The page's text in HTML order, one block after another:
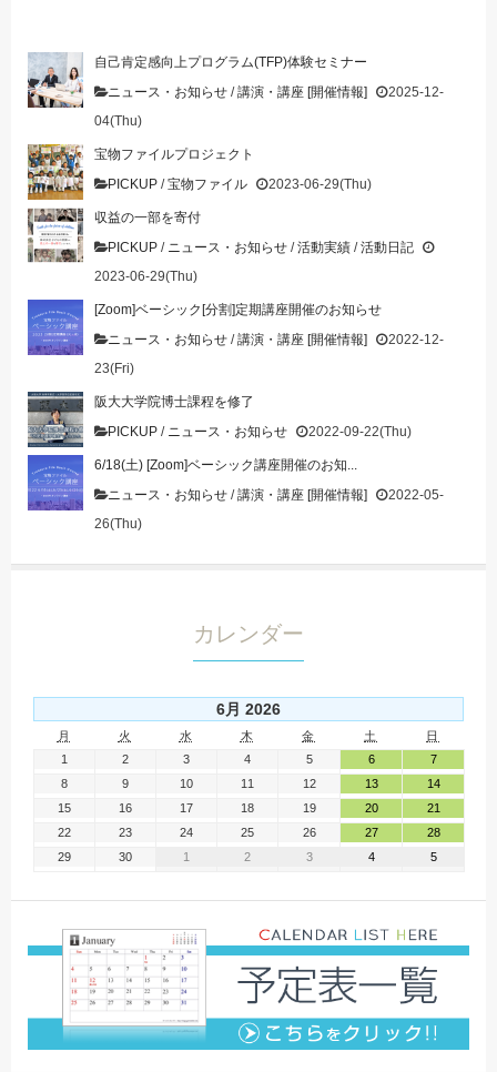
自己肯定感向上プログラム(TFP)体験セミナー
ニュース・お知らせ /講演・講座 [開催情報]
2025-12-
04(Thu)
宝物ファイルプロジェクト
PICKUP /宝物ファイル 2023-06-29(Thu)
収益の一部を寄付
PICKUP / ニュース・お知らせ /活動実績 /活動日記
2023-06-29(Thu)
[Zoom]ベーシック[分割]定期講座開催のお知らせ
ニュース・お知らせ /講演・講座 [開催情報]
2022-12-
23(Fri)
阪大大学院博士課程を修了
PICKUP / ニュース・お知らせ 2022-09-22(Thu)
6/18(土) [Zoom]ベーシック講座開催のお知...
ニュース・お知らせ /講演・講座 [開催情報]
2022-05-
26(Thu)
カレンダー
6月 2026
月 火 水 木 金 土
日
1
2 3 4 5 6
7
8
9 10 11 12 13
14
15
16 17 18 19 20
21
22
23 24 25 26 27
28
29
30 1 2 3 4 5